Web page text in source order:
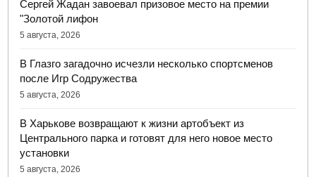
Сергей Жадан завоевал призовое место на премии
"Золотой лифон
5 августа, 2026
В Глазго загадочно исчезли несколько спортсменов
после Игр Содружества
5 августа, 2026
В Харькове возвращают к жизни артобъект из
Центрального парка и готовят для него новое место
установки
5 августа, 2026